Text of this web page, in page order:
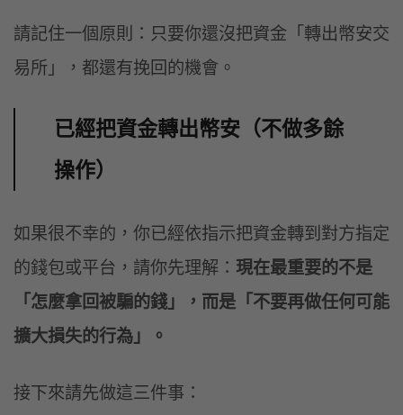
請記住一個原則：只要你還沒把資金「轉出幣安交
易所」，都還有挽回的機會。
已經把資金轉出幣安（不做多餘
操作）
如果很不幸的，你已經依指示把資金轉到對方指定
的錢包或平台，請你先理解： 現在最重要的不是
「怎麼拿回被騙的錢」，而是「不要再做任何可能
擴大損失的行為」。
接下來請先做這三件事：